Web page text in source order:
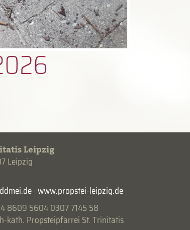
Leipzig
Leipzig
·www.propstei-leipzig.de
8609 5604 0307 7145 58
kath. Propsteipfarrei St. Trinitatis